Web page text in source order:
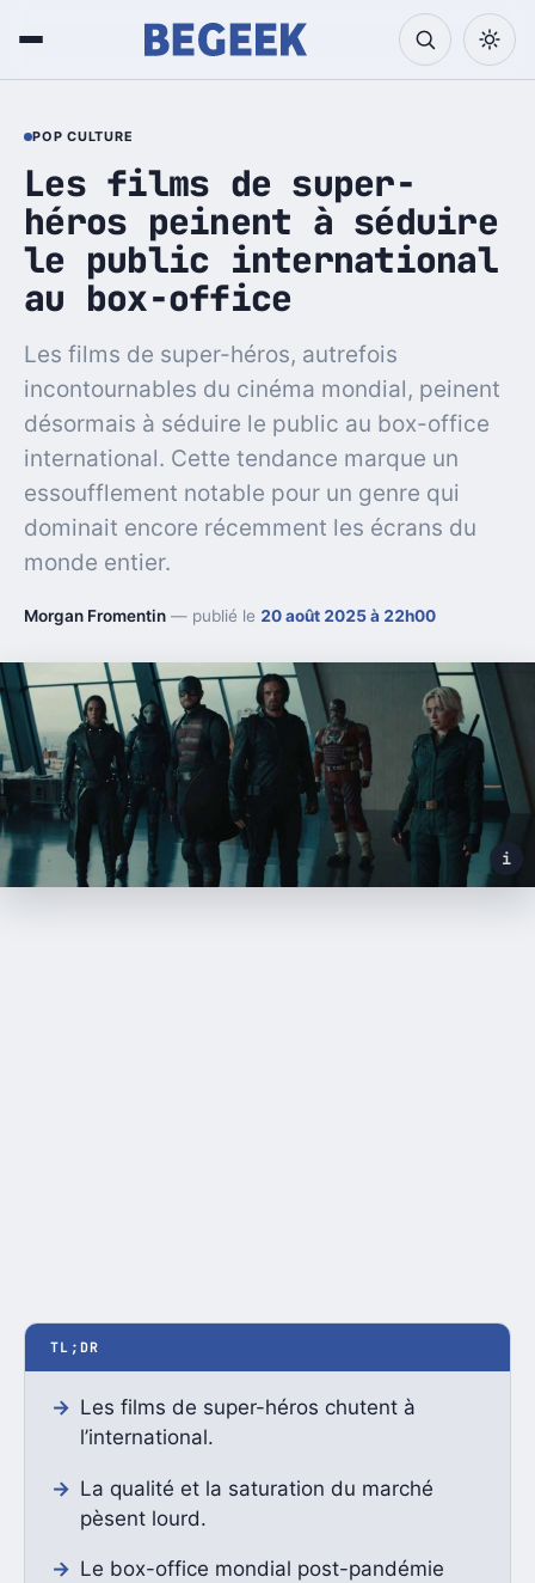
POP CULTURE
Les films de super-
héros peinent à séduire
le public international
au box-office
Les films de super-héros, autrefois
incontournables du cinéma mondial, peinent
désormais à séduire le public au box-office
international. Cette tendance marque un
essoufflement notable pour un genre qui
dominait encore récemment les écrans du
monde entier.
Morgan Fromentin — publié le 20 août 2025 à 22h00
i
TL;DR
Les films de super-héros chutent à
l’international.
La qualité et la saturation du marché
pèsent lourd.
Le box-office mondial post-pandémie